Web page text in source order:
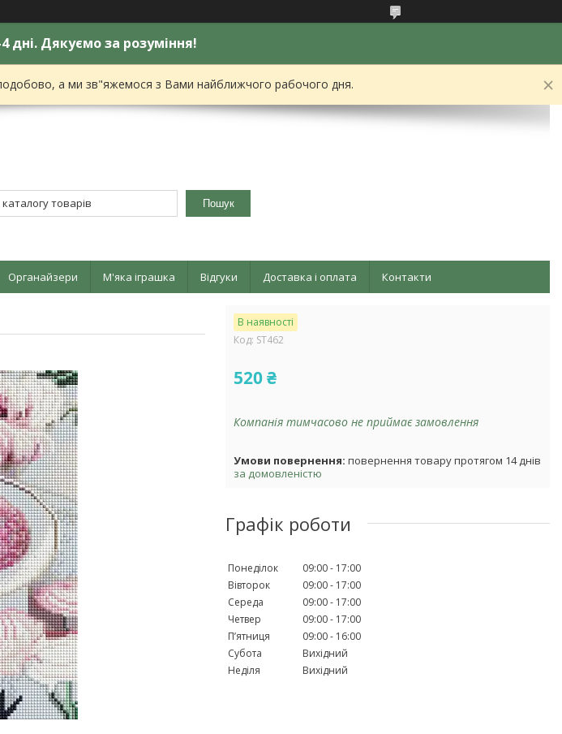
дні. Дякуємо за розуміння!
а ми зв"яжемося з Вами найближчого рабочого дня.
Пошук
Органайзери М'яка іграшка Відгуки Доставка і оплата Контакти
В наявності
Код: ST462
520 ₴
Компанія тимчасово не приймає замовлення
повернення товару протягом 14 днів
за домовленістю
Графік роботи
Понеділок 09:00
17:00
Вівторок
09:00
17:00
Середа
09:00
17:00
Четвер
09:00
17:00
Пʼятниця
09:00
16:00
Субота
Вихідний
Неділя
Вихідний